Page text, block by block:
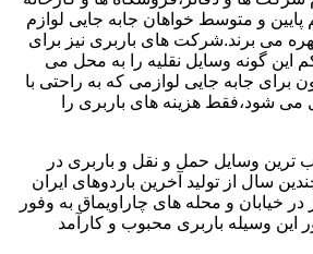
و متوسط خواهان جابه جایی لوازم
می برند.شرکت های باربری نیز برای
این گونه وسایل نقلیه را به محل می
برای جابه جایی لوازمی که به راحتی با
می شود،فقط هزینه های باربری را
ترین وسایل حمل و نقل و باربری در
سال از تولید آخرین باردوهای ایران
خیابان و محله های چاراویماق به وفور
وسیله باربری محبوب و کارآمد